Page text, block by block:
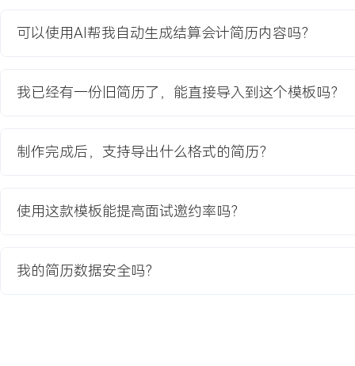
审核节点，将分散流程整合为可复用的模板。
2.系统实施：协调IT部门实施财务系统升级与集成，测试银行接口与
3.团队培训：组织培训 sessions，编写操作指南与常见问题手册，培
握新系统与流程。
误，输出质量报告。
2.财务处理错误率降低XXX%，内部客户满意度评分提高至XXX分。
可以使用AI帮我自动生成结算会计简历内容吗？
我已经有一份旧简历了，能直接导入到这个模板吗？
制作完成后，支持导出什么格式的简历？
使用这款模板能提高面试邀约率吗？
我的简历数据安全吗？